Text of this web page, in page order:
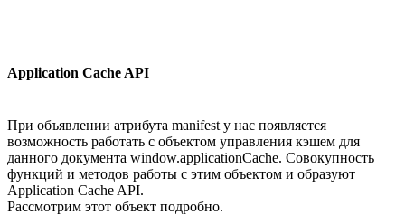
Application Cache API
При объявлении атрибута manifest у нас появляется
возможность работать с объектом управления кэшем для
данного документа window.applicationCache. Совокупность
функций и методов работы с этим объектом и образуют
Application Cache API.
Рассмотрим этот объект подробно.